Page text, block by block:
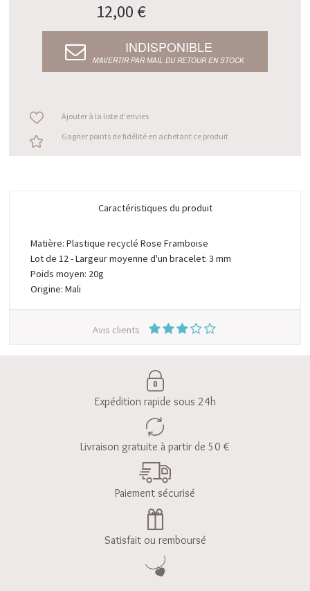
12,00 €
INDISPONIBLE
M’AVERTIR PAR MAIL DU RETOUR EN STOCK
Ajouter à la liste d'envies
Gagner points de fidélité en achetant ce produit
Caractéristiques du produit
Matière: Plastique recyclé Rose Framboise
Lot de 12 - Largeur moyenne d'un bracelet: 3 mm
Poids moyen: 20g
Origine: Mali
Avis clients
Expédition rapide sous 24h
Livraison gratuite à partir de 50 €
Paiement sécurisé
Satisfait ou remboursé